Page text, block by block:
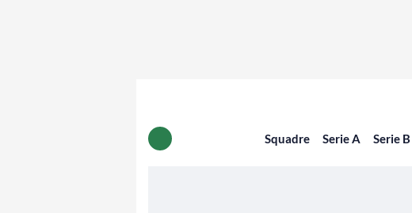
Squadre Serie A Serie B